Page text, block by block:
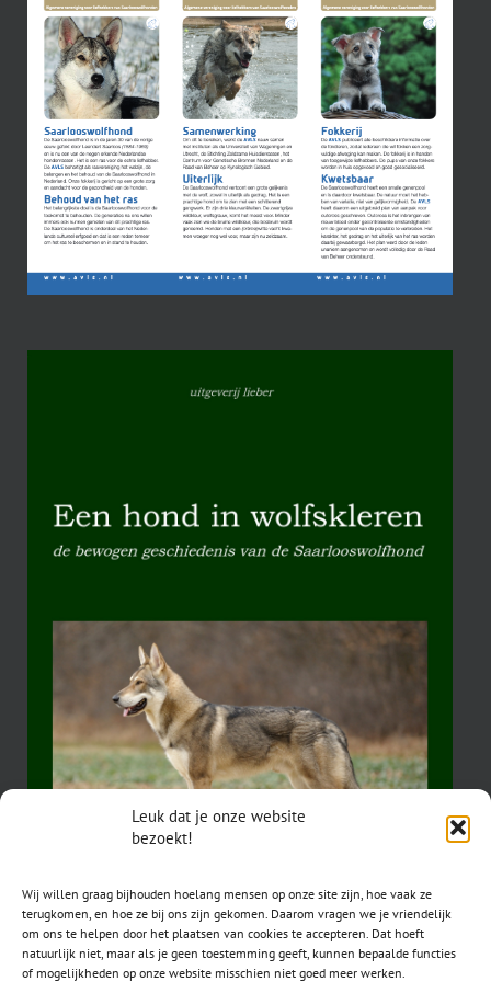
Leuk dat je onze website
bezoekt!
Wij willen graag bijhouden hoelang mensen op onze site zijn, hoe vaak ze
terugkomen, en hoe ze bij ons zijn gekomen. Daarom vragen we je vriendelijk
om ons te helpen door het plaatsen van cookies te accepteren. Dat hoeft
natuurlijk niet, maar als je geen toestemming geeft, kunnen bepaalde functies
of mogelijkheden op onze website misschien niet goed meer werken.